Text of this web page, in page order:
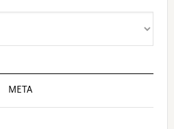
META